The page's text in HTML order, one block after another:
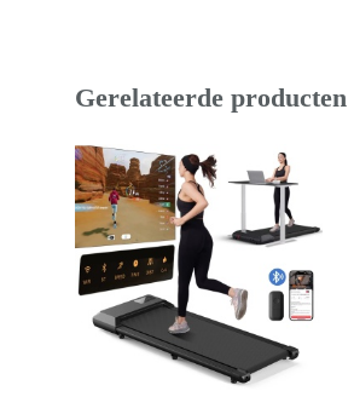
Gerelateerde producten